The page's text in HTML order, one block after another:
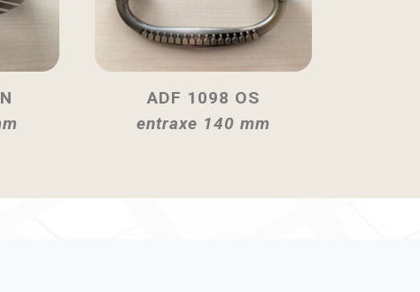
ADF 1098 OS
entraxe 140 mm